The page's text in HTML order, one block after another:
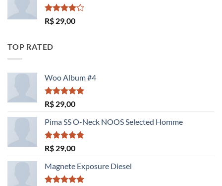
Avaliação
4.00
de
R$ 29,00
TOP RATED
Woo Album #4
Avaliação
5.00
de 5
R$ 29,00
Pima SS O-Neck NOOS Selected Homme
Avaliação
5.00
de 5
R$ 29,00
Magnete Exposure Diesel